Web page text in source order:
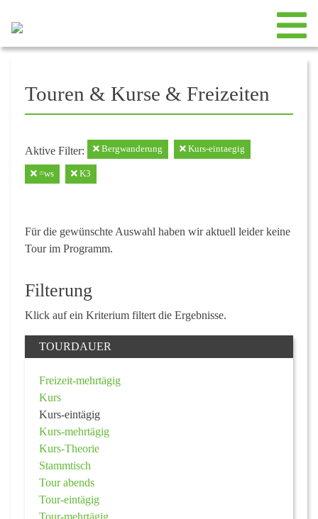
Touren & Kurse & Freizeiten
Aktive Filter: Bergwanderung Kurs-eintaegig
=ws K3
Für die gewünschte Auswahl haben wir aktuell leider keine
Tour im Programm.
Filterung
Klick auf ein Kriterium filtert die Ergebnisse.
TOURDAUER
Freizeit-mehrtägig
Kurs
Kurs-eintägig
Kurs-mehrtägig
Kurs-Theorie
Stammtisch
Tour abends
Tour-eintägig
Tour-mehrtägig